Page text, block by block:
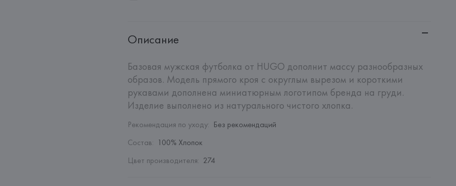
Описание
Базовая мужская футболка от HUGO дополнит массу разнообразных
образов. Модель прямого кроя с округлым вырезом и короткими
рукавами дополнена миниатюрным логотипом бренда на груди.
Изделие выполнено из натурального чистого хлопка.
Рекомендация по уходу: Без рекомендаций
Состав: 100% Хлопок
Цвет производителя: 274